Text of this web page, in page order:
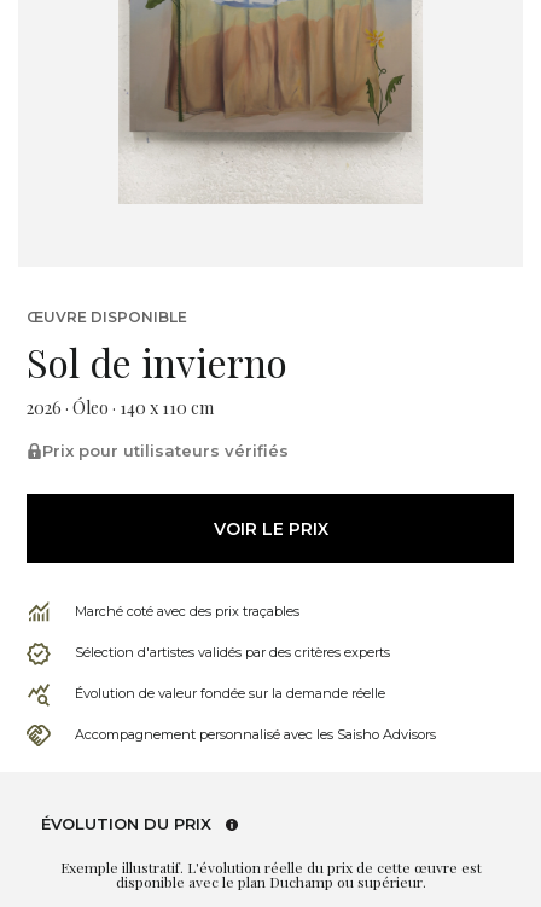
ŒUVRE DISPONIBLE
Sol de invierno
2026 · Óleo · 140 x 110 cm
Prix pour utilisateurs vérifiés
VOIR LE PRIX
Marché coté avec des prix traçables
Sélection d'artistes validés par des critères experts
Évolution de valeur fondée sur la demande réelle
Accompagnement personnalisé avec les Saisho Advisors
ÉVOLUTION DU PRIX
Exemple illustratif. L'évolution réelle du prix de cette œuvre est
disponible avec le plan Duchamp ou supérieur.